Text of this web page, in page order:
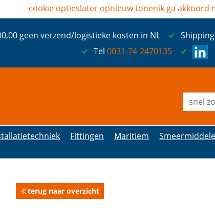
geen verzend/logistieke kosten in NL
Tel 0031-74-2470135
Fittingen Maritiem
terug naar overzicht
cookie optieslater opnieuw tonenik ga akkoord